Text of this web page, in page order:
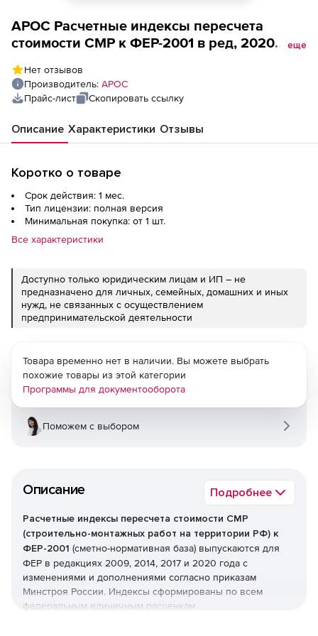
АРОС Расчетные индексы пересчета
стоимости СМР к ФЕР-2001 в ред, 2020
(лицензия), Кемеровская область 2 зона за
1 месяц 2-е и последующие рабочие места
еще
Нет отзывов
Производитель: АРОС
Прайс-лист
Скопировать ссылку
Описание Характеристики Отзывы
Коротко о товаре
Срок действия: 1 мес.
Тип лицензии: полная версия
Минимальная покупка: от 1 шт.
Все характеристики
Доступно только юридическим лицам и ИП – не
предназначено для личных, семейных, домашних и иных
нужд, не связанных с осуществлением
предпринимательской деятельности
Описание Подробнее
Расчетные индексы пересчета стоимости СМР
(строительно-монтажных работ на территории РФ) к
ФЕР-2001 (сметно-нормативная база) выпускаются для
ФЕР в редакциях 2009, 2014, 2017 и 2020 года с
изменениями и дополнениями согласно приказам
Минстроя России. Индексы сформированы по всем
федеральным единичным расценкам.
Товара временно нет в наличии. Вы можете выбрать
похожие товары из этой категории
Программы для документооборота
Поможем с выбором